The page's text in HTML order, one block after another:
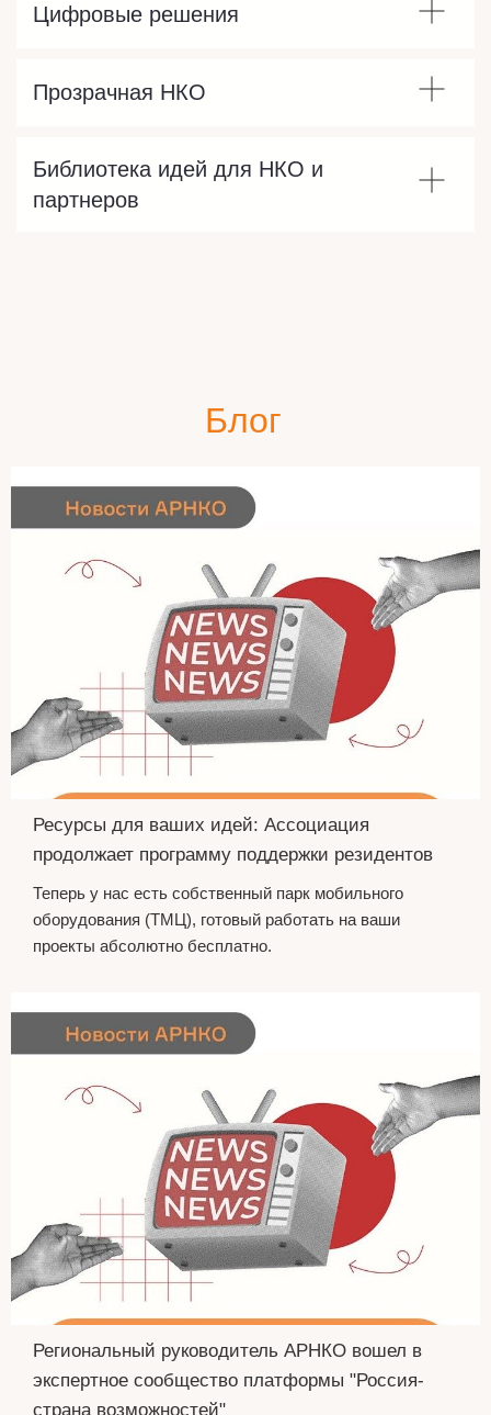
Цифровые решения
Прозрачная НКО
Библиотека идей для НКО и
партнеров
Блог
Ресурсы для ваших идей: Ассоциация
продолжает программу поддержки резидентов
Теперь у нас есть собственный парк мобильного
оборудования (ТМЦ), готовый работать на ваши
проекты абсолютно бесплатно.
Региональный руководитель АРНКО вошел в
экспертное сообщество платформы "Россия-
страна возможностей"